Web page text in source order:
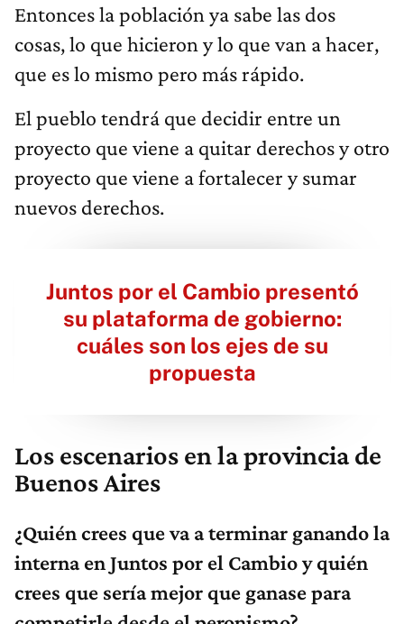
Entonces la población ya sabe las dos
cosas, lo que hicieron y lo que van a hacer,
que es lo mismo pero más rápido.
El pueblo tendrá que decidir entre un
proyecto que viene a quitar derechos y otro
proyecto que viene a fortalecer y sumar
nuevos derechos.
Juntos por el Cambio presentó
su plataforma de gobierno:
cuáles son los ejes de su
propuesta
Los escenarios en la provincia de
Buenos Aires
¿Quién crees que va a terminar ganando la
interna en Juntos por el Cambio y quién
crees que sería mejor que ganase para